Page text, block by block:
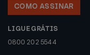
COMO ASSINAR
LIGUE GRÁTIS
0800 202 5544